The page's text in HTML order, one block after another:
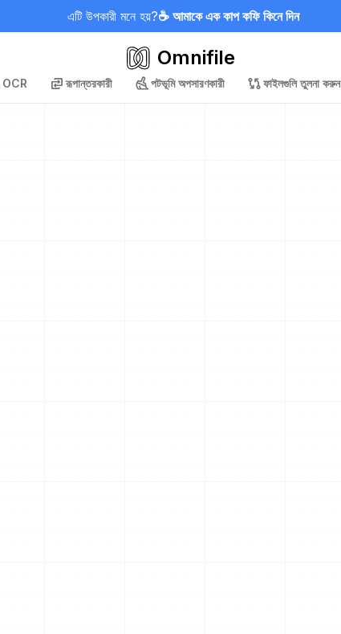
এটি উপকারী মনে হয়?☕ আমাকে এক কাপ কফি কিনে দিন
Omnifile
OCR রূপান্তরকারী পটভূমি অপসারণকারী ফাইলগুলি তুলনা করুন